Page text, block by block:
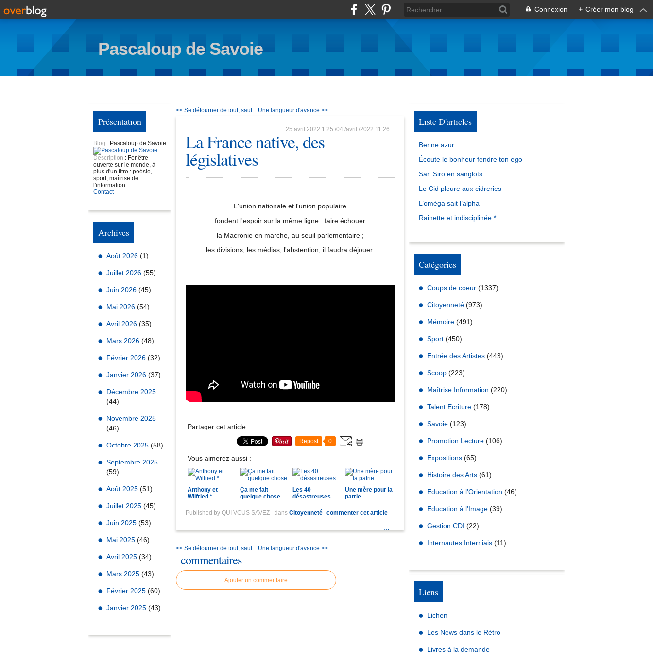
Connexion + Créer mon blog
Pascaloup de Savoie
Présentation
Blog : Pascaloup de Savoie
Description : Fenêtre
ouverte sur le monde, à
plus d'un titre : poésie,
sport, maîtrise de
l'information...
Contact
Archives
Août 2026 (1)
Juillet 2026 (55)
Juin 2026 (45)
Mai 2026 (54)
Avril 2026 (35)
Mars 2026 (48)
Février 2026 (32)
Janvier 2026 (37)
Décembre 2025
(44)
Novembre 2025
(46)
Octobre 2025 (58)
Septembre 2025
(59)
Août 2025 (51)
Juillet 2025 (45)
Juin 2025 (53)
Mai 2025 (46)
Avril 2025 (34)
Mars 2025 (43)
Février 2025 (60)
Janvier 2025 (43)
<< Se détourner de tout, sauf... Une langueur d'avance >>
25 avril 2022 1 25 /04 /avril /2022 11:26
La France native, des
législatives
L'union nationale et l'union populaire
fondent l'espoir sur la même ligne : faire échouer
la Macronie en marche, au seuil parlementaire ;
les divisions, les médias, l'abstention, il faudra déjouer.
Partager cet article
Repost 0
Vous aimerez aussi :
Anthony et
Wilfried *
Ça me fait
quelque chose
Les 40
désastreuses
Une mère pour la
patrie
Published by QUI VOUS SAVEZ - dans Citoyenneté commenter cet article
…
<< Se détourner de tout, sauf... Une langueur d'avance >>
commentaires
Ajouter un commentaire
Liste D'articles
Benne azur
Écoute le bonheur fendre ton ego
San Siro en sanglots
Le Cid pleure aux cidreries
L’oméga sait l’alpha
Rainette et indisciplinée *
Catégories
Coups de coeur (1337)
Citoyenneté (973)
Mémoire (491)
Sport (450)
Entrée des Artistes (443)
Scoop (223)
Maîtrise Information (220)
Talent Ecriture (178)
Savoie (123)
Promotion Lecture (106)
Expositions (65)
Histoire des Arts (61)
Education à l'Orientation (46)
Education à l'Image (39)
Gestion CDI (22)
Internautes Interniais (11)
Liens
Lichen
Les News dans le Rétro
Livres à la demande